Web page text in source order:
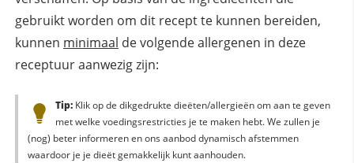
gebruikt worden om dit recept te kunnen bereiden,
kunnen minimaal de volgende allergenen in deze
receptuur aanwezig zijn:
Tip:Klik op de dikgedrukte dieëten/allergieën om aan te geven
met welke voedingsrestricties je te maken hebt. We zullen je
(nog) beter informeren en ons aanbod dynamisch afstemmen
waardoor je je dieët gemakkelijk kunt aanhouden.